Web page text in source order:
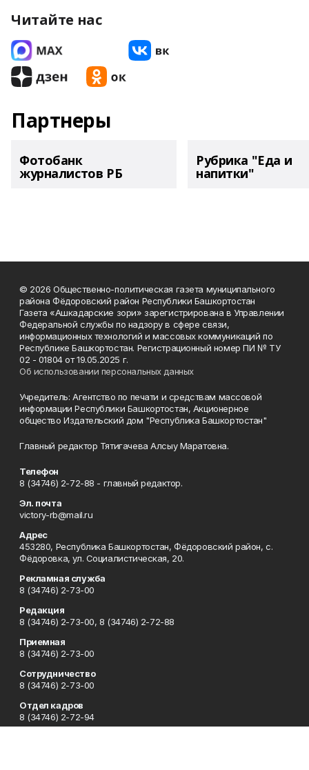
Читайте нас
Партнеры
Фотобанк
журналистов РБ
Рубрика "Еда и
напитки"
© 2026 Общественно-политическая газета муниципального
района Фёдоровский район Республики Башкортостан
Газета «Ашкадарские зори» зарегистрирована в Управлении
Федеральной службы по надзору в сфере связи,
информационных технологий и массовых коммуникаций по
Республике Башкортостан. Регистрационный номер ПИ № ТУ
02 - 01804 от 19.05.2025 г.
Об использовании персональных данных
Учредитель: Агентство по печати и средствам массовой
информации Республики Башкортостан, Акционерное
общество Издательский дом "Республика Башкортостан"
Главный редактор Тятигачева Алсыу Маратовна.
Телефон
8 (34746) 2-72-88 - главный редактор.
Эл. почта
victory-rb@mail.ru
Адрес
453280, Республика Башкортостан, Фёдоровский район, с.
Фёдоровка, ул. Социалистическая, 20.
Рекламная служба
8 (34746) 2-73-00
Редакция
8 (34746) 2-73-00, 8 (34746) 2-72-88
Приемная
8 (34746) 2-73-00
Сотрудничество
8 (34746) 2-73-00
Отдел кадров
8 (34746) 2-72-94